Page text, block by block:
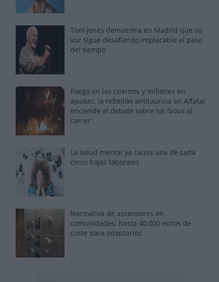
Tom Jones demuestra en Madrid que su
voz sigue desafiando implacable el paso
del tiempo
Fuego en los cuernos y millones en
ayudas: la rebelión antitaurina en Alfafar
enciende el debate sobre los 'bous al
carrer'
La salud mental ya causa una de cada
cinco bajas laborales
Normativa de ascensores en
comunidades: hasta 40.000 euros de
coste para adaptarlos